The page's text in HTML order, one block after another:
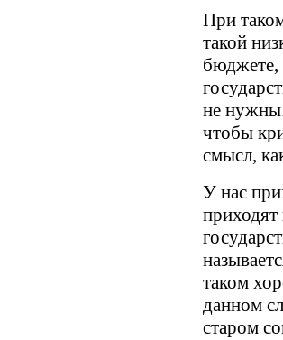
При
такой
бюджете,
не
чтобы
смысл,
У нас
приходят
таком
данном
старом